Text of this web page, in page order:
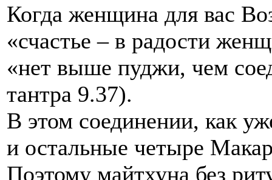
Когда женщина для вас
«счастье – в радости
«нет выше пуджи, чем
тантра 9.37).
В этом соединении, как
и остальные четыре
Поэтому майтхуна без